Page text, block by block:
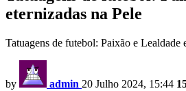
eternizadas na Pele
Tatuagens de futebol: Paixão e Lealdade
by admin 20 Julho 2024, 15:44